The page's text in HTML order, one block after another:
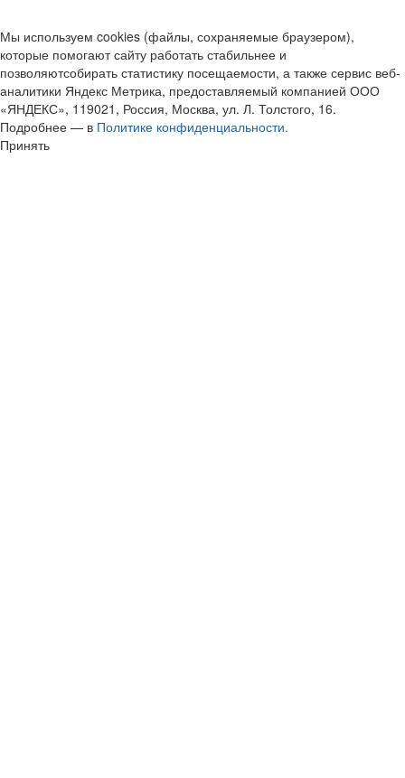
Мы используем cookies (файлы, сохраняемые браузером),
которые помогают сайту работать стабильнее и
позволяютсобирать статистику посещаемости, а также сервис веб-
аналитики Яндекс Метрика, предоставляемый компанией ООО
«ЯНДЕКС», 119021, Россия, Москва, ул. Л. Толстого, 16.
Подробнее — в Политике конфиденциальности.
Принять